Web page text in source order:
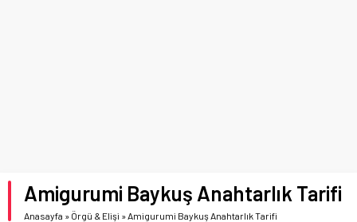
Amigurumi Baykuş Anahtarlık Tarifi
Anasayfa » Örgü & Elişi »Amigurumi Baykuş Anahtarlık Tarifi